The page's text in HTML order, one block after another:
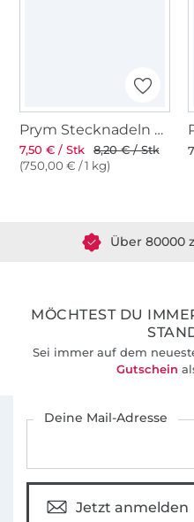
Prym Stecknadeln mit Griff
7,50 € / Stk
8,20 € / Stk
(750,00 € / 1 kg)
MÖCHTEST DU
Sei immer auf dem
Gutschein
Deine Mail-Adresse
Jetzt anmelden